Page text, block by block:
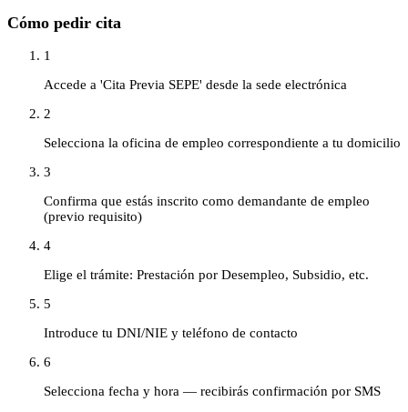
Cómo pedir cita
1
Accede a 'Cita Previa SEPE' desde la sede electrónica
2
Selecciona la oficina de empleo correspondiente a tu domicilio
3
Confirma que estás inscrito como demandante de empleo
(previo requisito)
4
Elige el trámite: Prestación por Desempleo, Subsidio, etc.
5
Introduce tu DNI/NIE y teléfono de contacto
6
Selecciona fecha y hora — recibirás confirmación por SMS